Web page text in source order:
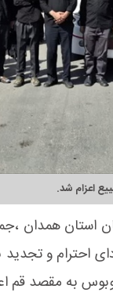
اعزام شد.
استان همدان
احترام و تجدید
به مقصد قم